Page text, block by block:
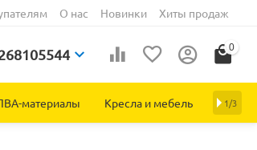
О нас Новинки Хиты продаж
0
материалы Кресла и мебель 1/3